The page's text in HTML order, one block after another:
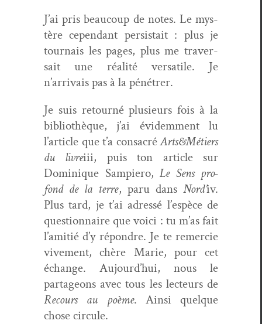
J’ai pris beau­coup de notes. Le mys­
tère cepen­dant per­sis­tait : plus je
tour­nais les pages, plus me tra­ver­
sait une réal­ité ver­sa­tile. Je
n’arrivais pas à la pénétrer.
Je suis retourné plusieurs fois à la
bib­lio­thèque, j’ai évidem­ment lu
l’article que t’a con­sacréArts&Métiers
du livreiii, puis ton arti­cle sur
Dominique Sampiero, Le Sens pro­
fond de la terre, paru dans Nord’iv.
Plus tard, je t’ai adressé l’espèce de
ques­tion­naire que voici : tu m’as fait
l’amitié d’y répon­dre. Je te remer­cie
vive­ment, chère Marie, pour cet
échange. Aujourd’hui, nous le
parta­geons avec tous les lecteurs de
Recours au poème. Ain­si quelque
chose circule.